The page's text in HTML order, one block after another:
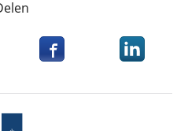
item op Bluesky
Deel dit item opDeel dit